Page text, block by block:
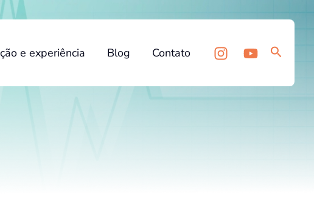
e experiência Blog Contato